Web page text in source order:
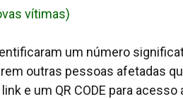
vítimas)
um número
outras pessoas afetadas
link e um QR CODE para acesso